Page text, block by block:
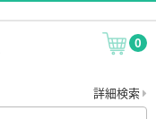
0
詳細検索